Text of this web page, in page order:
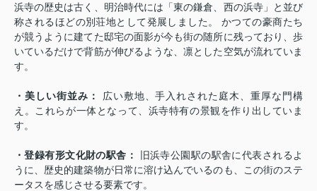
浜寺の歴史は古く、明治時代には「東の鎌倉、西の浜寺」と並び
称されるほどの別荘地として発展しました。 かつての豪商たち
が競うように建てた邸宅の面影が今も街の随所に残っており、歩
いているだけで背筋が伸びるような、凛とした空気が流れていま
す。
・美しい街並み：
広い敷地、手入れされた庭木、重厚な門構
え。これらが一体となって、浜寺特有の景観を作り出していま
す。
・登録有形文化財の駅舎：
旧浜寺公園駅の駅舎に代表されるよ
うに、歴史的建築物が日常に溶け込んでいるのも、この街のステ
ータスを感じさせる要素です。